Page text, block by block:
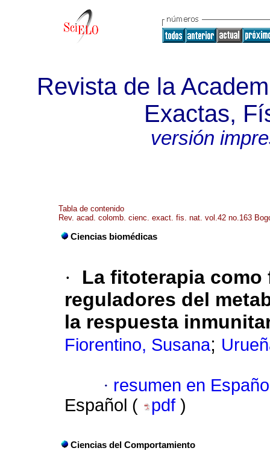
Revista de la
Exactas,
versión
Tabla de contenido
Rev. acad. colomb. cienc. exact. fis. nat. vol.42 no.163
Ciencias biomédicas
·
La fitoterapia como
reguladores del
la respuesta
Fiorentino, Susana;
· resumen en
Español (
pdf )
Ciencias del Comportamiento